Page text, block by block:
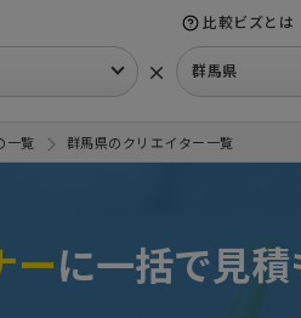
比較ビズとは
× 群馬県
一覧 群馬県のクリエイター一覧
ーに一括で見